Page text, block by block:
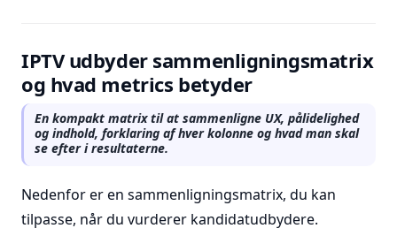
IPTV udbyder sammenligningsmatrix
og hvad metrics betyder
En kompakt matrix til at sammenligne UX, pålidelighed
og indhold, forklaring af hver kolonne og hvad man skal
se efter i resultaterne.
Nedenfor er en sammenligningsmatrix, du kan
tilpasse, når du vurderer kandidatudbydere.